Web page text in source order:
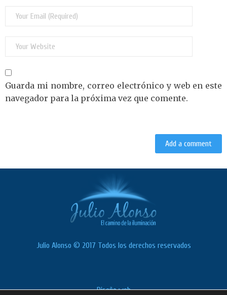
Guarda mi nombre, correo electrónico y web en este
navegador para la próxima vez que comente.
Julio Alonso © 2017 Todos los derechos reservados
Diseño web